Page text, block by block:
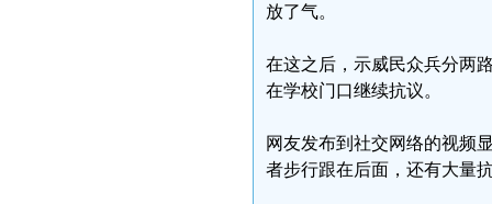
放了气。
在这之后，示威民众兵分两
在学校门口继续抗议。
网友发布到社交网络的视频
者步行跟在后面，还有大量